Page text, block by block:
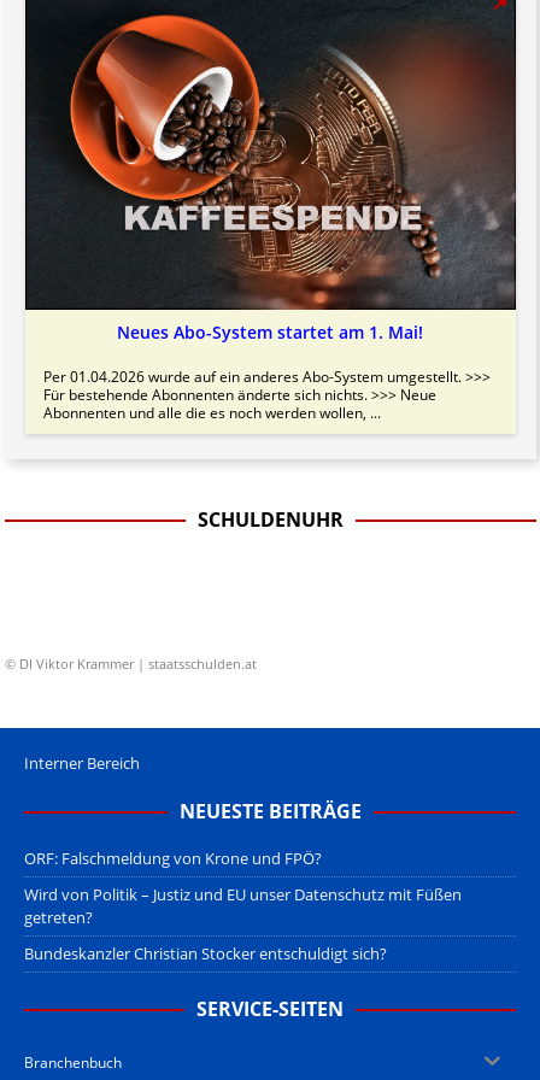
Neues Abo-System startet am 1. Mai!
Per 01.04.2026 wurde auf ein anderes Abo-System umgestellt. >>>
Für bestehende Abonnenten änderte sich nichts. >>> Neue
Abonnenten und alle die es noch werden wollen, ...
SCHULDENUHR
© DI Viktor Krammer | staatsschulden.at
Interner Bereich
NEUESTE BEITRÄGE
ORF: Falschmeldung von Krone und FPÖ?
Wird von Politik – Justiz und EU unser Datenschutz mit Füßen
getreten?
Bundeskanzler Christian Stocker entschuldigt sich?
SERVICE-SEITEN
Branchenbuch